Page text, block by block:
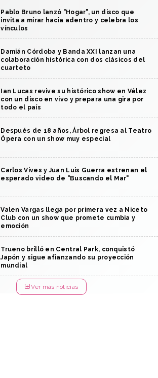
Pablo Bruno lanzó "Hogar", un disco que
invita a mirar hacia adentro y celebra los
vínculos
Damián Córdoba y Banda XXI lanzan una
colaboración histórica con dos clásicos del
cuarteto
Ian Lucas revive su histórico show en Vélez
con un disco en vivo y prepara una gira por
todo el país
Después de 18 años, Árbol regresa al Teatro
Ópera con un show muy especial
Carlos Vives y Juan Luis Guerra estrenan el
esperado video de "Buscando el Mar"
Valen Vargas llega por primera vez a Niceto
Club con un show que promete cumbia y
emoción
Trueno brilló en Central Park, conquistó
Japón y sigue afianzando su proyección
mundial
Ver más noticias